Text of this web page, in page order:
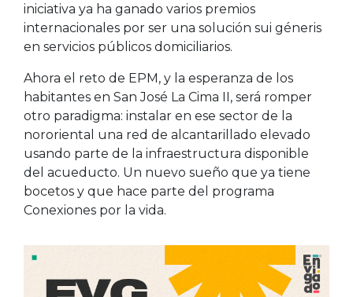
iniciativa ya ha ganado varios premios
internacionales por ser una solución sui géneris
en servicios públicos domiciliarios.
Ahora el reto de EPM, y la esperanza de los
habitantes en San José La Cima II, será romper
otro paradigma: instalar en ese sector de la
nororiental una red de alcantarillado elevado
usando parte de la infraestructura disponible
del acueducto. Un nuevo sueño que ya tiene
bocetos y que hace parte del programa
Conexiones por la vida.